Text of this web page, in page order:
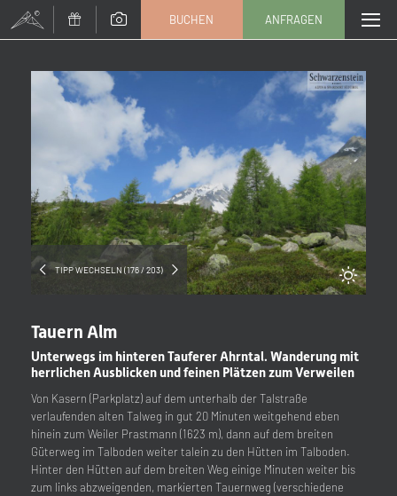
BUCHEN ANFRAGEN
TIPP WECHSELN (176 / 203)
Tauern Alm
Unterwegs im hinteren Tauferer Ahrntal. Wanderung mit
herrlichen Ausblicken und feinen Plätzen zum Verweilen
Von Kasern (Parkplatz) auf dem unterhalb der Talstraße
verlaufenden alten Talweg in gut 20 Minuten weitgehend eben
hinein zum Weiler Prastmann (1623 m), dann auf dem breiten
Güterweg im Talboden weiter talein zu den Hütten im Talboden.
Hinter den Hütten auf dem breiten Weg einige Minuten weiter bis
zum links abzweigenden, markierten Tauernweg (verschiedene
Anrede
Herr
Vorname Nachname*
E-Mail*
*Pflichtfelder
Anfragen